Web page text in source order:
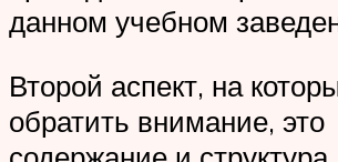
данном учебном
Второй аспект, на
обратить внимание, это